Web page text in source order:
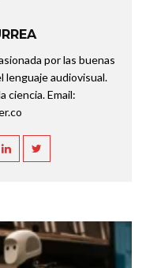
por las buenas
lenguaje audiovisual.
ciencia. Email: